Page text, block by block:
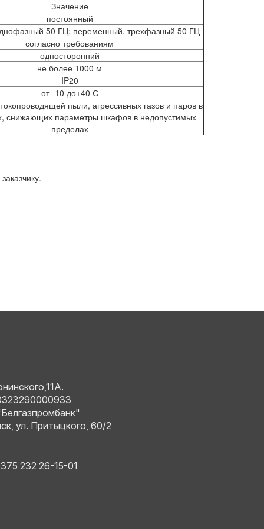
Значение
постоянный
50 ГЦ; переменный, трехфазный 50 ГЦ
согласно требованиям
односторонний
не более 1000 м
IP20
от -10 до+40 С
пыли, агрессивных газов и паров в
снижающих параметры шкафов в недопустимых
пределах
ул. Притыцкого, 60/2
232 26-15-01